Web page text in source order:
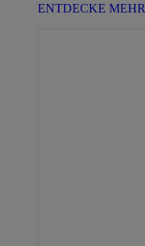
ENTDECKE MEHR